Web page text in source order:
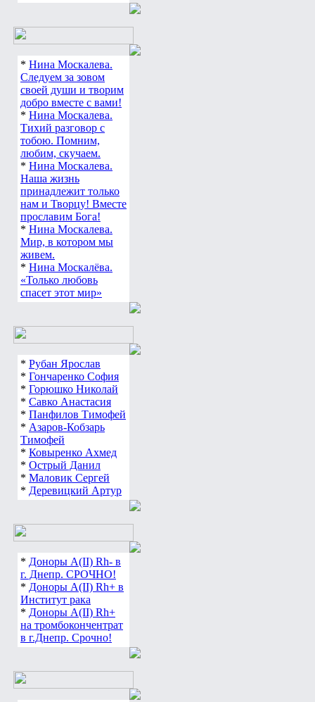
* Нина Москалева.
Следуем за зовом
своей души и творим
добро вместе с вами!
* Нина Москалева.
Тихий разговор с
тобою. Помним,
любим, скучаем.
* Нина Москалева.
Наша жизнь
принадлежит только
нам и Творцу! Вместе
прославим Бога!
* Нина Москалева.
Мир, в котором мы
живем.
* Нина Москалёва.
«Только любовь
спасет этот мир»
* Рубан Ярослав
* Гончаренко София
* Горюшко Николай
* Савко Анастасия
* Панфилов Тимофей
* Азаров-Кобзарь
Тимофей
* Ковыренко Ахмед
* Острый Данил
* Маловик Сергей
* Деревицкий Артур
* Доноры А(ІІ) Rh- в
г. Днепр. СРОЧНО!
* Доноры А(ІІ) Rh+ в
Институт рака
* Доноры А(ІІ) Rh+
на тромбокончентрат
в г.Днепр. Срочно!